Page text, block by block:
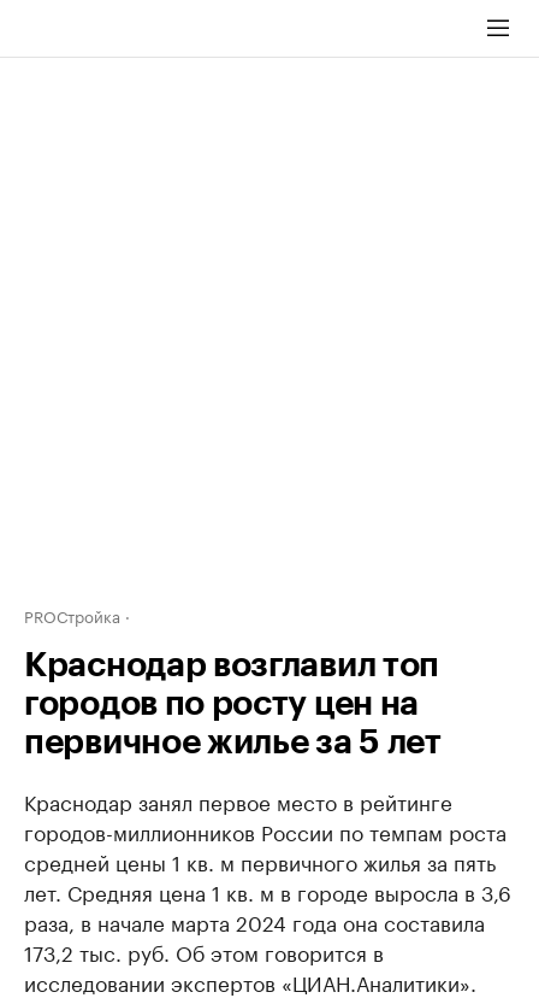
PROСтройка
Краснодар возглавил топ
городов по росту цен на
первичное жилье за 5 лет
Краснодар занял первое место в рейтинге
городов-миллионников России по темпам роста
средней цены 1 кв. м первичного жилья за пять
лет. Средняя цена 1 кв. м в городе выросла в 3,6
раза, в начале марта 2024 года она составила
173,2 тыс. руб. Об этом говорится в
исследовании экспертов «ЦИАН.Аналитики».